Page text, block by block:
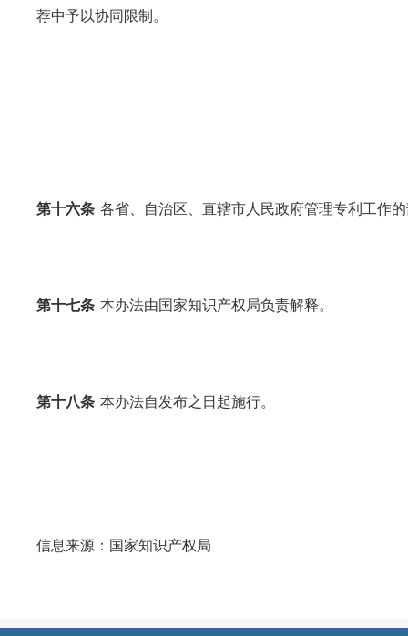
荐中予以协同限制。
第十六条 各省、自治区、直辖市人民政府管理专利工作
第十七条 本办法由国家知识产权局负责解释。
第十八条 本办法自发布之日起施行。
信息来源：国家知识产权局